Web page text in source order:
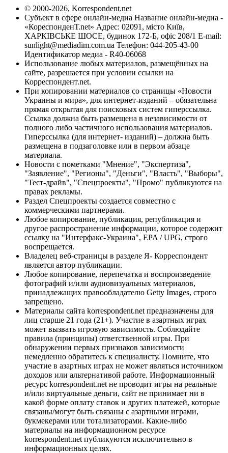
© 2000-2026, Korrespondent.net
Субъект в сфере онлайн-медиа Название онлайн-медиа -
«КореспонденТ.net» Адрес: 02091, місто Київ,
ХАРКІВСЬКЕ ШОСЕ, будинок 172-Б, офіс 208/1 E-mail:
sunlight@mediadim.com.ua Телефон: 044-205-43-00
Идентификатор медиа - R40-06068
Использование любых материалов, размещённых на
сайте, разрешается при условии ссылки на
Корреспондент.net.
При копировании материалов со страницы «Новости
Украины и мира», для интернет-изданий – обязательна
прямая открытая для поисковых систем гиперссылка.
Ссылка должна быть размещена в независимости от
полного либо частичного использования материалов.
Гиперссылка (для интернет- изданий) – должна быть
размещена в подзаголовке или в первом абзаце
материала.
Новости с пометками "Мнение", "Экспертиза",
"Заявление", "Регионы", "Деньги", "Власть", "Выборы",
"Тест-драйв", "Спецпроекты", "Промо" публикуются на
правах рекламы.
Раздел Спецпроекты создается совместно с
коммерческими партнерами.
Любое копирование, публикация, републикация и
другое распространение информации, которое содержит
ссылку на "Интерфакс-Украина", EPA / UPG, строго
воспрещается.
Владелец веб-страницы в разделе Я- Корреспондент
является автор публикации.
Любое копирование, перепечатка и воспроизведение
фотографий и/или аудиовизуальных материалов,
принадлежащих правообладателю Getty Images, строго
запрещено.
Материалы сайта korrespondent.net предназначены для
лиц старше 21 года (21+). Участие в азартных играх
может вызвать игровую зависимость. Соблюдайте
правила (принципы) ответственной игры. При
обнаружении первых признаков зависимости
немедленно обратитесь к специалисту. Помните, что
участие в азартных играх не может являться источником
доходов или альтернативой работе. Информационный
ресурс korrespondent.net не проводит игры на реальные
и/или виртуальные деньги, сайт не принимает ни в
какой форме оплату ставок и других платежей, которые
связаны/могут быть связаны с азартными играми,
букмекерами или тотализаторами. Какие-либо
материалы на информационном ресурсе
korrespondent.net публикуются исключительно в
информационных целях.